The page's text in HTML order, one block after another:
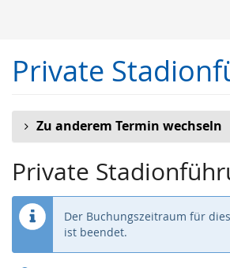
springen
Private
Zu anderem Termin wechseln
Private
Der Buchungszeitraum für
ist beendet.